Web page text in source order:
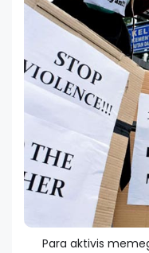
Para aktivis